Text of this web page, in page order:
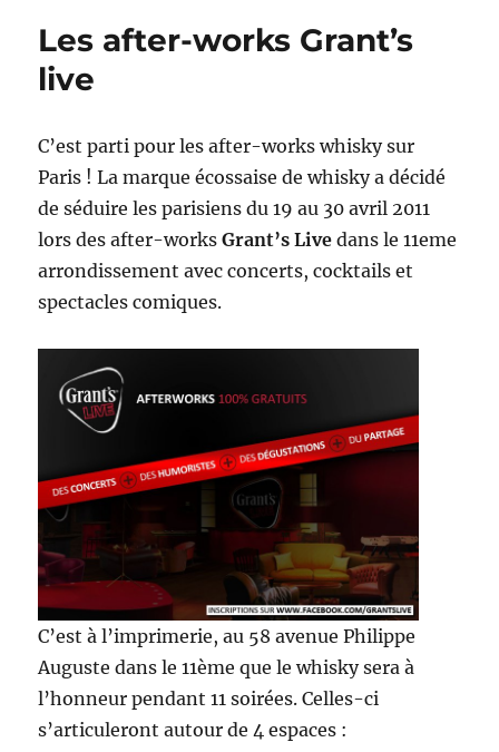
Les after-works Grant’s
live
C’est parti pour les after-works whisky sur
Paris ! La marque écossaise de whisky a décidé
de séduire les parisiens du 19 au 30 avril 2011
lors des after-worksGrant’s Livedans le 11eme
arrondissement avec concerts, cocktails et
spectacles comiques.
C’est à l’imprimerie, au 58 avenue Philippe
Auguste dans le 11ème que le whisky sera à
l’honneur pendant 11 soirées. Celles-ci
s’articuleront autour de 4 espaces :